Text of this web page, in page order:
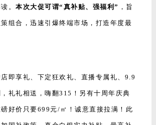
。本次大促可谓“真补贴、强福利” ，旨
组合，迅速引爆终端市场，打造年度最
即享礼、下定狂欢礼、直播专属礼、9.9
礼礼相送，嗨翻315！另有十周年庆典
好价只要699元/㎡！诚意直接拉满！此